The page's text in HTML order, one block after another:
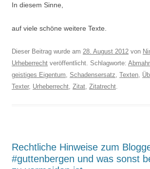
In diesem Sinne,
auf viele schöne weitere Texte.
Dieser Beitrag wurde am 28. August 2012 von
Urheberrecht veröffentlicht. Schlagworte:
geistiges Eigentum, Schadensersatz, Texten,
Texter, Urheberrecht, Zitat, Zitatrecht.
Rechtliche Hinweise zum
#guttenbergen und was sonst